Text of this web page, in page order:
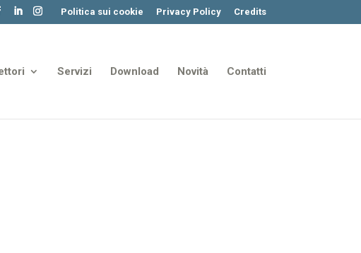
Politica sui cookie Privacy Policy Credits
Servizi Download Novità Contatti